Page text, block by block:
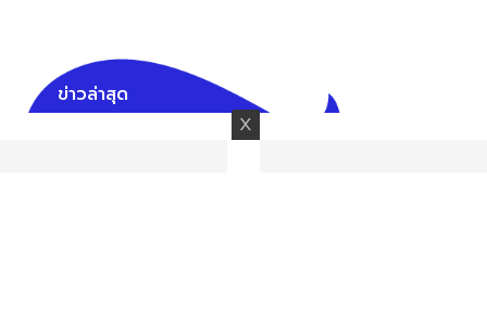
ข่าวล่าสุด